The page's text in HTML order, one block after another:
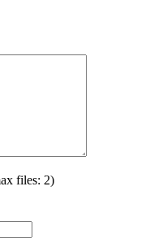
files: 2)